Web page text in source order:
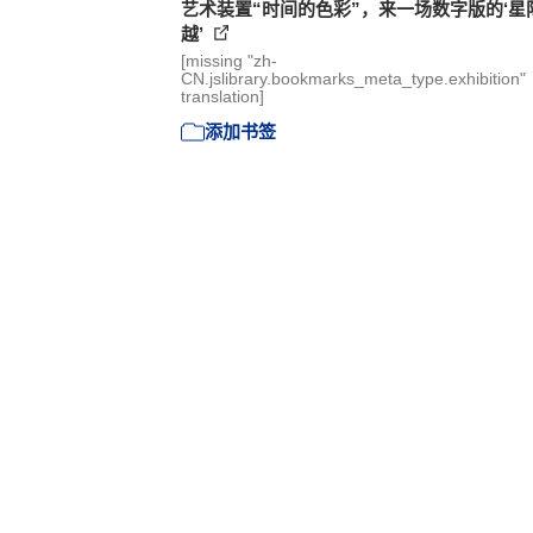
艺术装置“时间的色彩”，来一场数字版的‘星
越’
[missing "zh-
CN.jslibrary.bookmarks_meta_type.exhibition"
translation]
添加书签